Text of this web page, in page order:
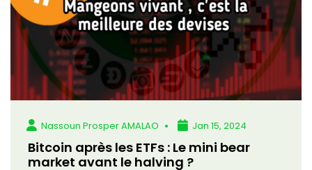
Nassoun Prosper AMALAO Jan 15, 2024
Bitcoin après les ETFs : Le mini bear
market avant le halving ?